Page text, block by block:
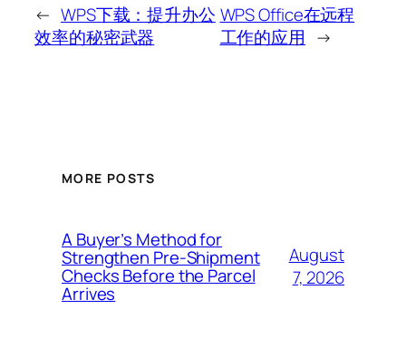
← WPS下载：提升办公
效率的秘密武器
WPS Office在远程
工作的应用 →
MORE POSTS
A Buyer’s Method for
Strengthen Pre-Shipment
Checks Before the Parcel
Arrives
August
7, 2026